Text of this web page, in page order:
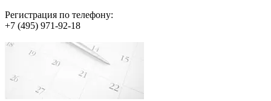
Регистрация по телефону:
+7 (495) 971-92-18